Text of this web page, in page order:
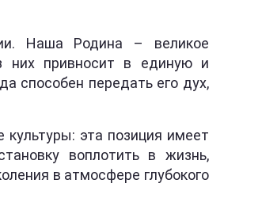
Наша Родина – великое
них привносит в единую и
способен передать его дух,
культуры: эта позиция имеет
воплотить в жизнь,
в атмосфере глубокого